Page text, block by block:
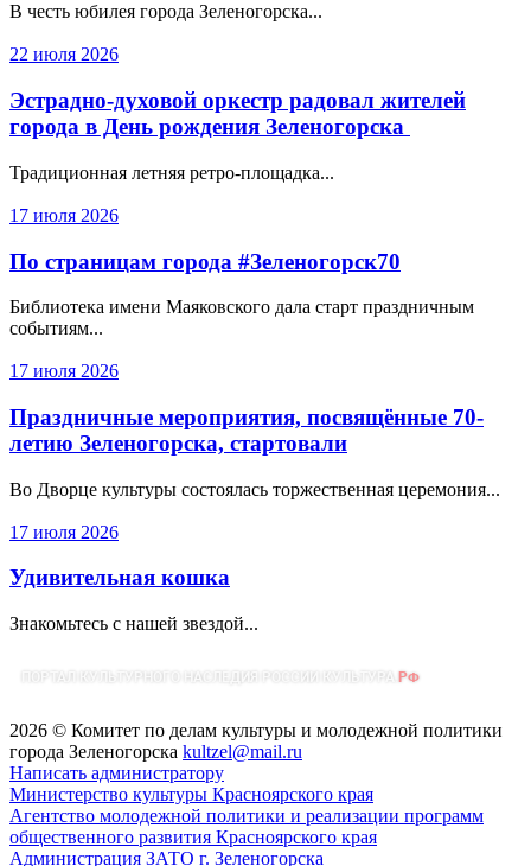
В честь юбилея города Зеленогорска...
22 июля 2026
Эстрадно-духовой оркестр радовал жителей
города в День рождения Зеленогорска
Традиционная летняя ретро-площадка...
17 июля 2026
По страницам города #Зеленогорск70
Библиотека имени Маяковского дала старт праздничным
событиям...
17 июля 2026
Праздничные мероприятия, посвящённые 70-
летию Зеленогорска, стартовали
Во Дворце культуры состоялась торжественная церемония...
17 июля 2026
Удивительная кошка
Знакомьтесь с нашей звездой...
2026 © Комитет по делам культуры и молодежной политики
города Зеленогорска kultzel@mail.ru
Написать администратору
Министерство культуры Красноярского края
Агентство молодежной политики и реализации программ
общественного развития Красноярского края
Администрация ЗАТО г. Зеленогорска